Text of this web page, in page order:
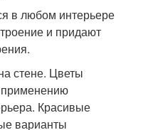
в любом интерьере
и придают